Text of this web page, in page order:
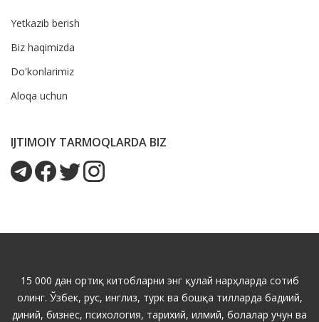
Yetkazib berish
Biz haqimizda
Do'konlarimiz
Aloqa uchun
IJTIMOIY TARMOQLARDA BIZ
15 000 дан ортиқ китобларни энг қулай нарҳларда сотиб
олинг. Ўзбек, рус, инглиз, турк ва бошқа тилларда бадиий,
диний, бизнес, психология, тарихий, илмий, болалар учун ва